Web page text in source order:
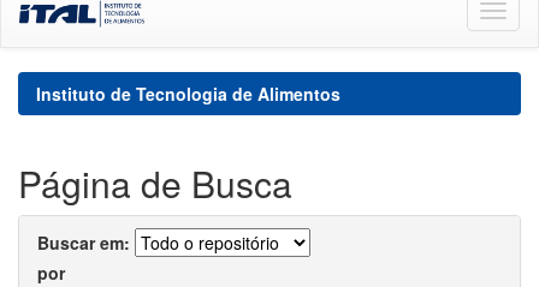
navigation
Instituto de Tecnologia de Alimentos
Página de Busca
Buscar em:
por